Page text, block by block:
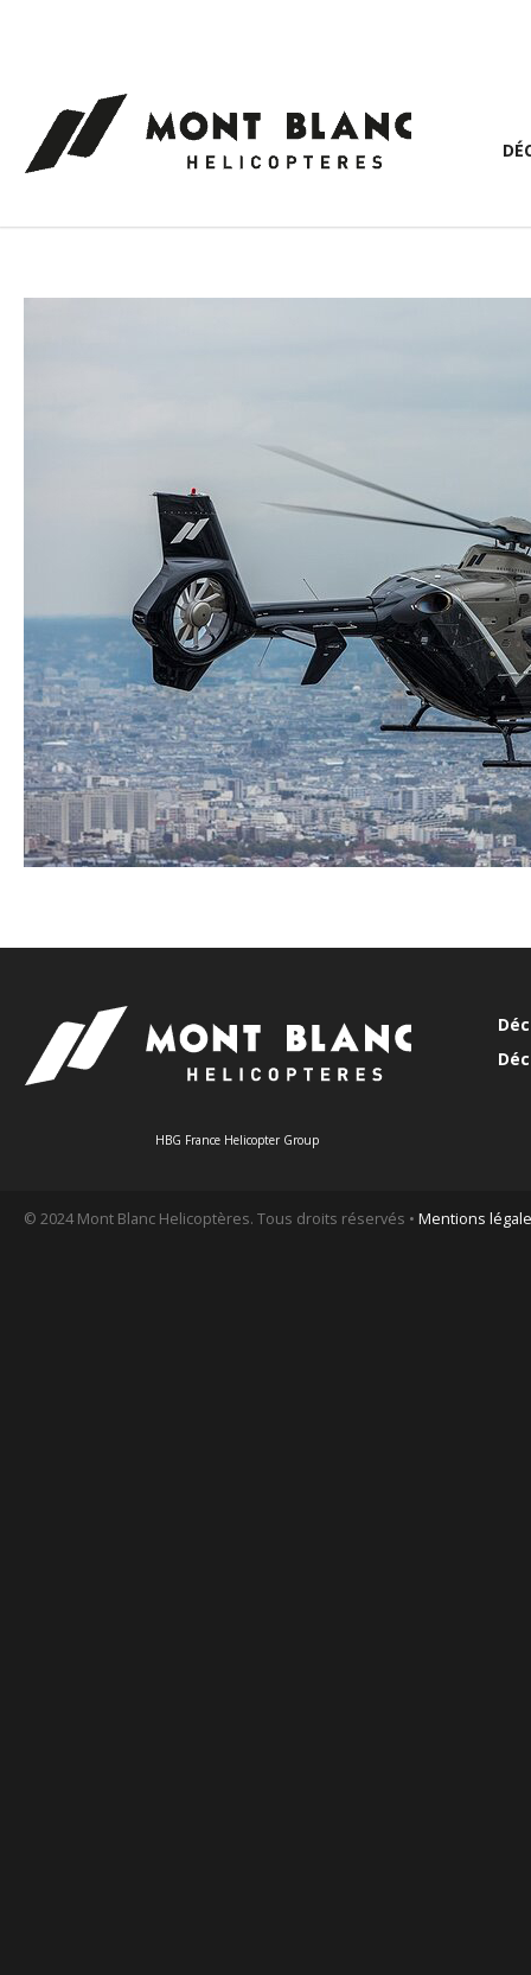
HBG France Helicopter Group
© 2024 Mont Blanc Helicoptères. Tous droits réservés • Mentions